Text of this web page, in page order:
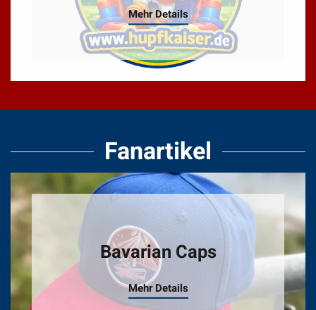
Mehr Details
Fanartikel
Bavarian Caps
Mehr Details